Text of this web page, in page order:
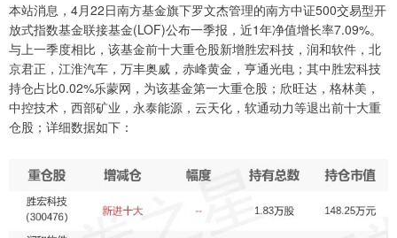
本站消息，4月22日南方基金旗下罗文杰管理的南方中证500交易型开
放式指数基金联接基金(LOF)公布一季报，近1年净值增长率7.09%。
与上一季度相比，该基金前十大重仓股新增胜宏科技，润和软件，北
京君正，江淮汽车，万丰奥威，赤峰黄金，亨通光电；其中胜宏科技
持仓占比0.02%乐蒙网，为该基金第一大重仓股；欣旺达，格林美，
中控技术，西部矿业，永泰能源，云天化，软通动力等退出前十大重
仓股；详细数据如下：